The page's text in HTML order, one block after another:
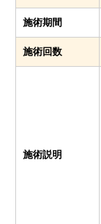
施術期間
施術回数
施術説明